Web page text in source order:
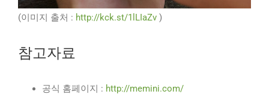
(이미지 출처 : http://kck.st/1lLIaZv )
참고자료
공식 홈페이지 : http://memini.com/